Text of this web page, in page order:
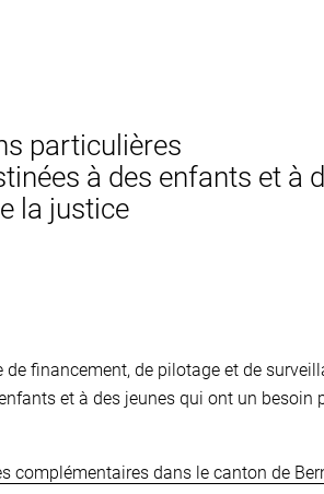
particulières
à des enfants et à
la justice
financement, de pilotage et de
et à des jeunes qui ont un besoin
complémentaires dans le canton de